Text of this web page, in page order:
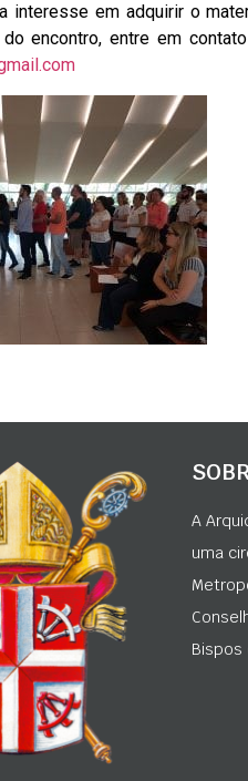
interesse em adquirir o
encontro, entre em
A
uma
Bispos